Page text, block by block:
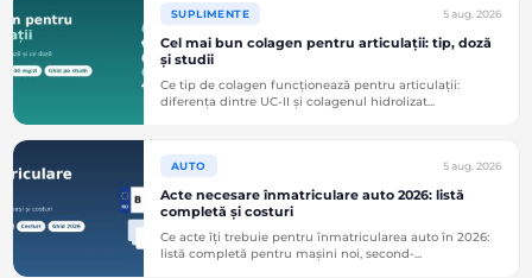
SUPLIMENTE 5 aug. 2026
Cel mai bun colagen pentru articulații: tip, doză
și studii
Ce tip de colagen funcționează pentru articulații:
diferența dintre UC-II și colagenul hidrolizat...
AUTO 5 aug. 2026
Acte necesare înmatriculare auto 2026: listă
completă și costuri
Ce acte îți trebuie pentru înmatricularea auto în 2026:
listă completă pentru mașini noi, second-...